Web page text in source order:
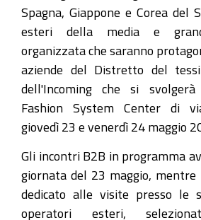
Spagna, Giappone e Corea del
esteri della media e
organizzata che saranno
aziende del Distretto del
dell'Incoming che si
Fashion System Center di
giovedì 23 e venerdì 24 maggio
Gli incontri B2B in programma
giornata del 23 maggio, mentre
dedicato alle visite presso le
operatori esteri,